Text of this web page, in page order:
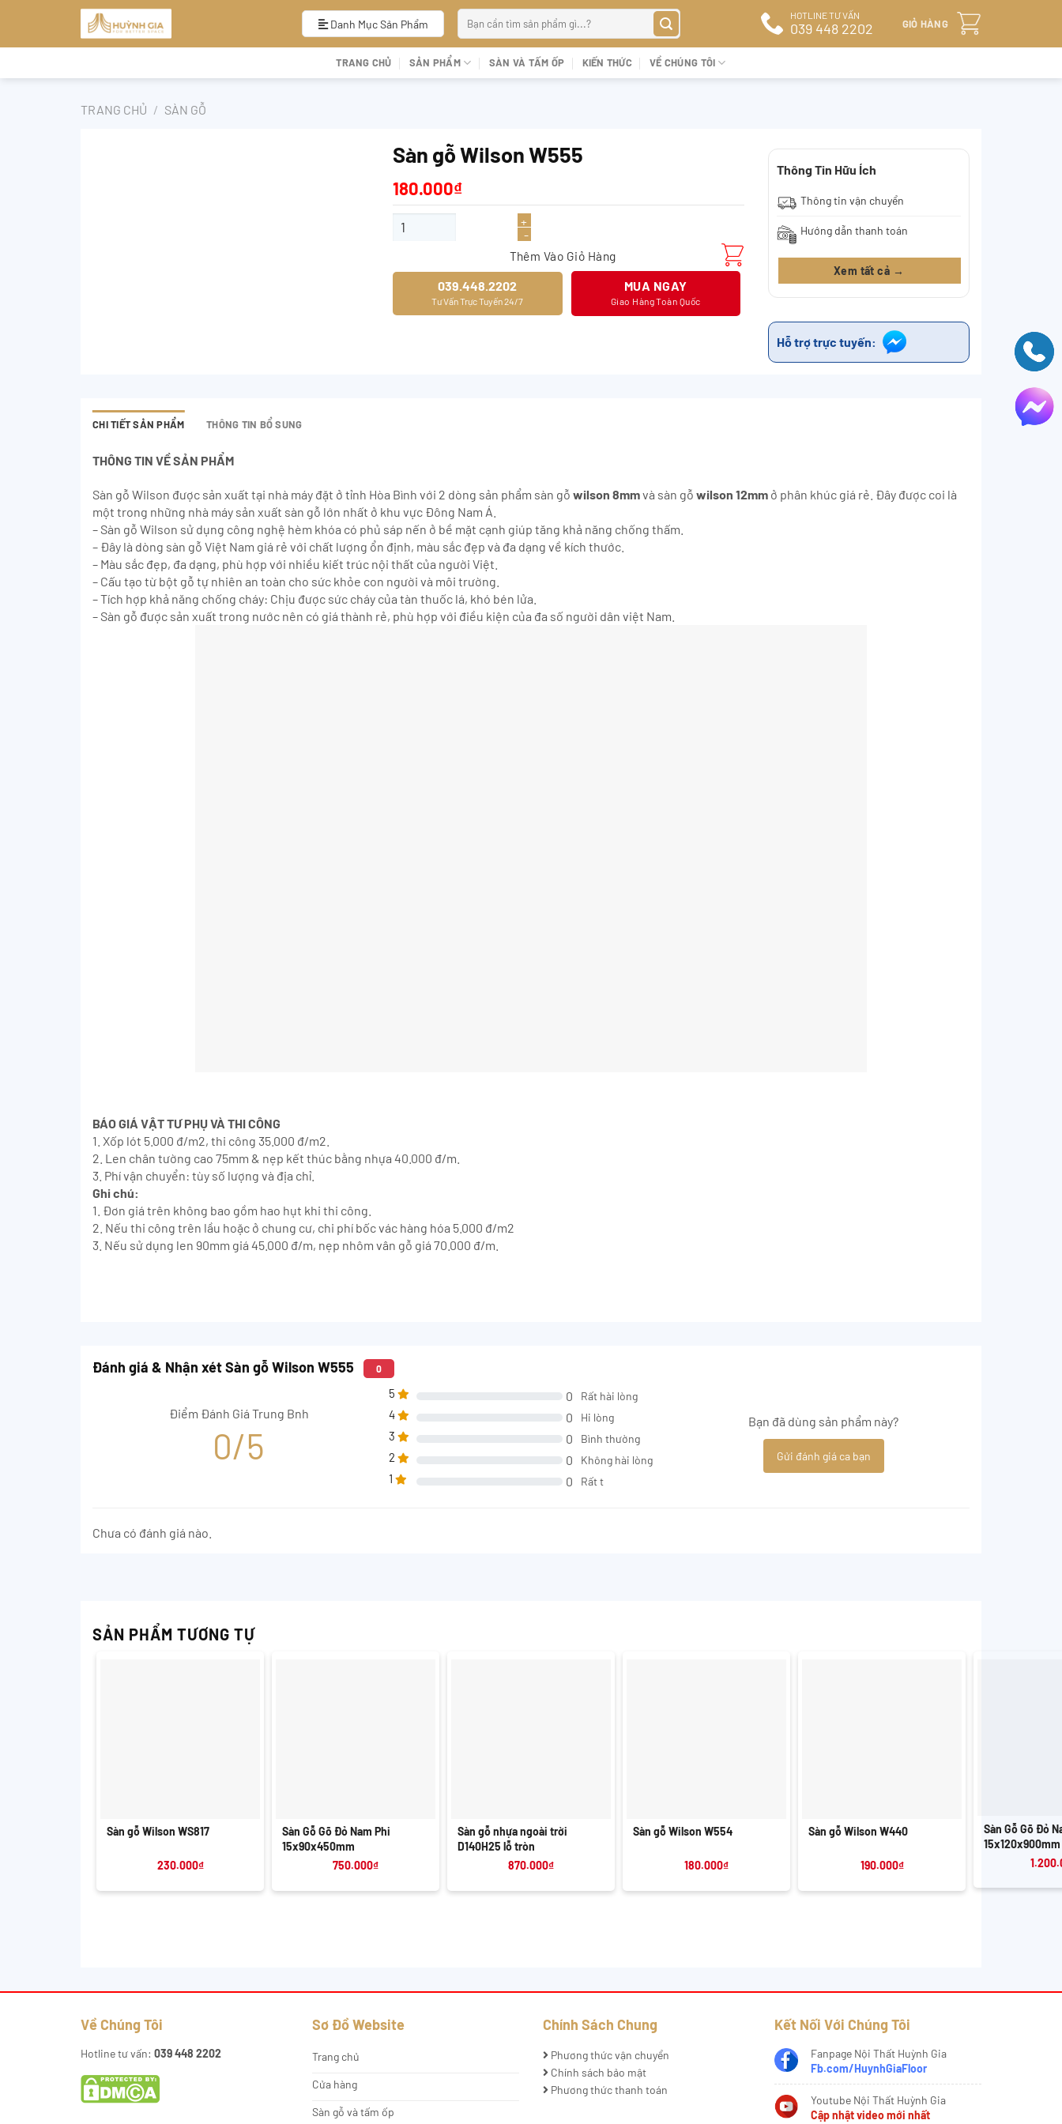
Danh Mục Sản Phẩm
kiếm:
HOTLINE TƯ VẤN
039 448 2202 GIỎ HÀNG
TRANG CHỦ SẢN PHẨM SÀN VÀ TẤM ỐP KIẾN THỨC VỀ CHÚNG TÔI
TRANG CHỦ / SÀN GỖ
Sàn gỗ Wilson W555
180.000₫
Sàn gỗ Wilson W555 số lượng
Thêm Vào Giỏ Hàng
039.448.2202
Tư Vấn Trực Tuyến 24/7
MUA NGAY
Giao Hàng Toàn Quốc
Thông Tin Hữu Ích
Thông tin vận chuyển
Hướng dẫn thanh toán
Xem tất cả →
Hỗ trợ trực tuyến:
CHI TIẾT SẢN PHẨM THÔNG TIN BỔ SUNG
THÔNG TIN VỀ SẢN PHẨM
Sàn gỗ Wilson được sản xuất tại nhà máy đặt ở tỉnh Hòa Bình với 2 dòng sản phẩm sàn gỗ wilson 8mmvà sàn gỗ wilson 12mm ở phân khúc giá rẻ. Đây được coi là
một trong những nhà máy sản xuất sàn gỗ lớn nhất ở khu vực Đông Nam Á.
– Sàn gỗ Wilson sử dụng công nghệ hèm khóa có phủ sáp nến ở bề mặt cạnh giúp tăng khả năng chống thấm.
– Đây là dòng sàn gỗ Việt Nam giá rẻ với chất lượng ổn định, màu sắc đẹp và đa dạng về kích thước.
– Màu sắc đẹp, đa dạng, phù hợp với nhiều kiết trúc nội thất của người Việt.
– Cấu tạo từ bột gỗ tự nhiên an toàn cho sức khỏe con người và môi trường.
– Tích hợp khả năng chống cháy: Chịu được sức cháy của tàn thuốc lá, khó bén lửa.
– Sàn gỗ được sản xuất trong nước nên có giá thành rẻ, phù hợp với điều kiện của đa số người dân việt Nam.
BÁO GIÁ VẬT TƯ PHỤ VÀ THI CÔNG
1. Xốp lót 5.000 đ/m2, thi công 35.000 đ/m2.
2. Len chân tường cao 75mm & nẹp kết thúc bằng nhựa 40.000 đ/m.
3. Phí vận chuyển: tùy số lượng và địa chỉ.
Ghi chú:
1. Đơn giá trên không bao gồm hao hụt khi thi công.
2. Nếu thi công trên lầu hoặc ở chung cư, chi phí bốc vác hàng hóa 5.000 đ/m2
3. Nếu sử dụng len 90mm giá 45.000 đ/m, nẹp nhôm vân gỗ giá 70.000 đ/m.
Đánh giá & Nhận xét Sàn gỗ Wilson W555 0
Điểm Đánh Giá Trung Bnh
0/5
5 0 Rất hài lòng
4 0 Hi lòng
3 0 Bình thường
2 0 Không hài lòng
1 0 Rất t
Bạn đã dùng sản phẩm này?
Gửi đánh giá ca bạn
Chưa có đánh giá nào.
SẢN PHẨM TƯƠNG TỰ
Sàn gỗ Wilson WS817
230.000₫
Sàn Gỗ Gõ Đỏ Nam Phi
15x90x450mm
750.000₫
Sàn gỗ nhựa ngoài trời
D140H25 lỗ tròn
870.000₫
Sàn gỗ Wilson W554
180.000₫
Sàn gỗ Wilson W440
190.000₫
Sàn Gỗ Gõ Đỏ
15x120x900mm
Về Chúng Tôi
Hotline tư vấn: 039 448 2202
Sơ Đồ Website
Trang chủ
Cửa hàng
Sàn gỗ và tấm ốp
Chính Sách Chung
Phương thức vận chuyển
Chính sách bảo mật
Phương thức thanh toán
Kết Nối Với Chúng Tôi
Fanpage Nội Thất Huỳnh Gia
Fb.com/HuynhGiaFloor
Youtube Nội Thất Huỳnh Gia
Cập nhật video mới nhất